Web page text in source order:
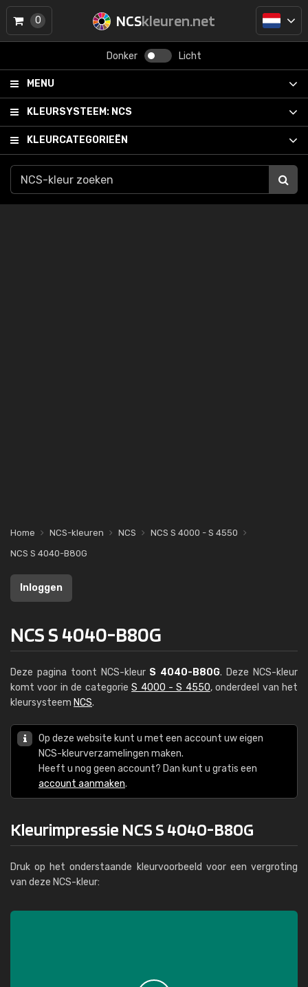
NCSkleuren.net
Donker Licht
MENU
KLEURSYSTEEM: NCS
KLEURCATEGORIEËN
0
Home NCS-kleuren NCS
NCS S 4000 - S 4550
NCS S 4040-B80G
Inloggen
NCS S 4040-B80G
Deze pagina toont NCS-kleur S 4040-B80G. Deze NCS-kleur
komt voor in de categorieS 4000 - S 4550, onderdeel van het
kleursysteem NCS.
Op deze website kunt u met een account uw eigen
NCS-kleurverzamelingen maken.
Heeft u nog geen account? Dan kunt u gratis een
account aanmaken.
Kleurimpressie NCS S 4040-B80G
Druk op het onderstaande kleurvoorbeeld voor een vergroting
van deze NCS-kleur: